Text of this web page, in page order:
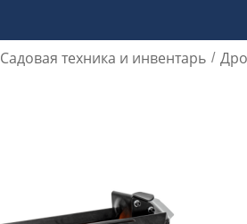
Садовая техника и инвентарь /